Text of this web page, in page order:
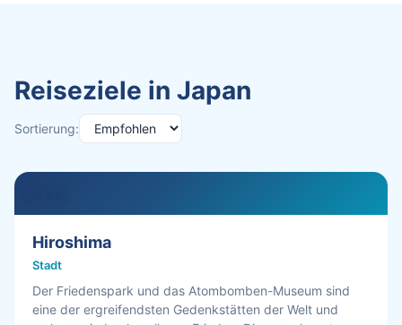
Reiseziele in Japan
Sortierung:
Hiroshima
Stadt
Der Friedenspark und das Atombomben-Museum sind
eine der ergreifendsten Gedenkstätten der Welt und